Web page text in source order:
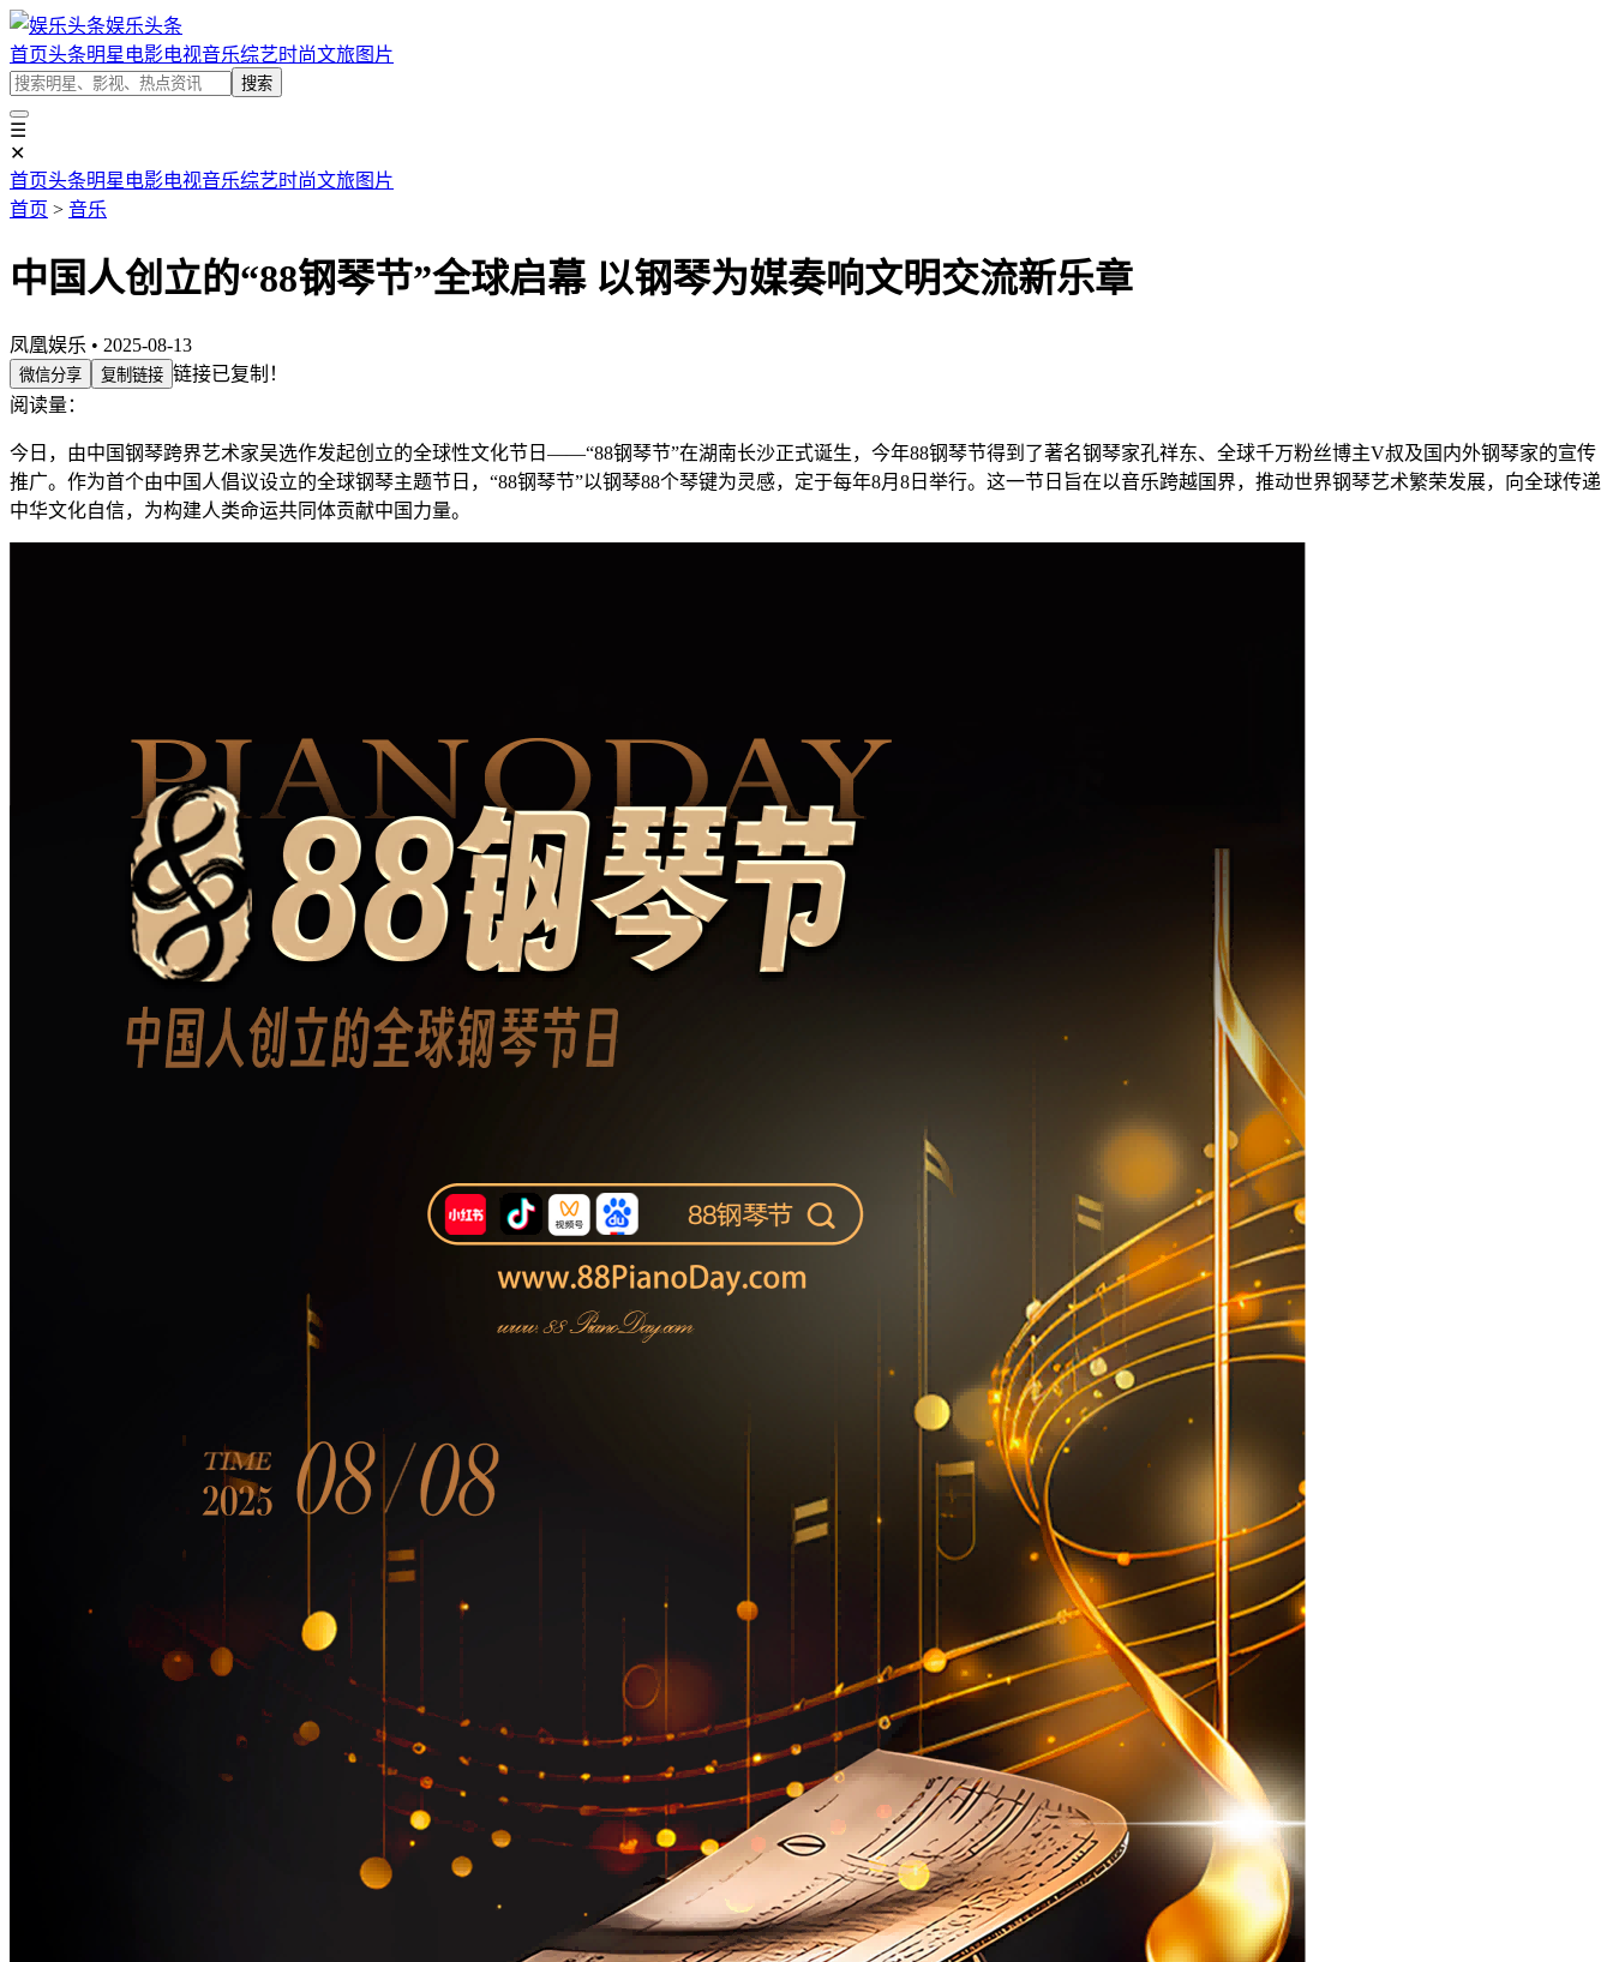
娱乐头条
首页头条明星 电影电视音乐综艺时尚文旅图片
搜索
☰
✕
首页头条明星 电影电视音乐综艺时尚文旅图片
首页 > 音乐
中国人创立的“88钢琴节”全球启幕 以钢琴为媒奏响文明交流新乐章
凤凰娱乐 • 2025-08-13
微信分享 复制链接 链接已复制！
阅读量：
今日，由中国钢琴跨界艺术家吴选作发起创立的全球性文化节日——“88钢琴节”在湖南长沙正式诞生，今年88钢琴节得到了著名钢琴家孔祥东、全球千万粉丝博主V叔及国内外钢琴家的宣传
推广。作为首个由中国人倡议设立的全球钢琴主题节日，“88钢琴节”以钢琴88个琴键为灵感，定于每年8月8日举行。这一节日旨在以音乐跨越国界，推动世界钢琴艺术繁荣发展，向全球传递
中华文化自信，为构建人类命运共同体贡献中国力量。